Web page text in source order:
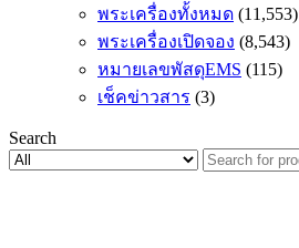
พระเครื่องทั้งหมด (11,553)
พระเครื่องเปิดจอง (8,543)
หมายเลขพัสดุEMS (115)
เช็คข่าวสาร (3)
Search